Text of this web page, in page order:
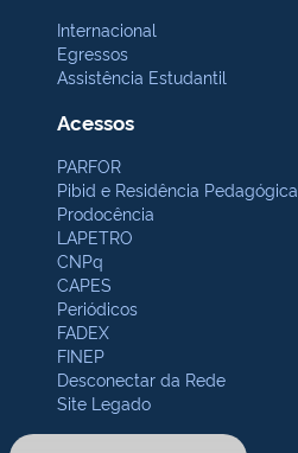
Internacional
Egressos
Assistência Estudantil
Acessos
PARFOR
Pibid e Residência Pedagógica
Prodocência
LAPETRO
CNPq
CAPES
Periódicos
FADEX
FINEP
Desconectar da Rede
Site Legado